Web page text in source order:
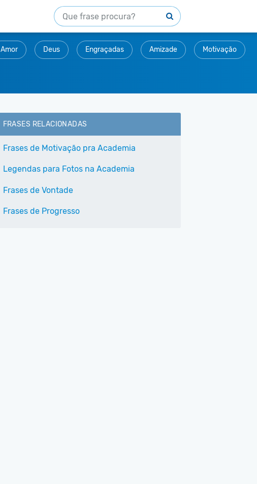
Amor Deus Engraçadas Amizade Motivação
FRASES RELACIONADAS
Frases de Motivação pra Academia
Legendas para Fotos na Academia
Frases de Vontade
Frases de Progresso